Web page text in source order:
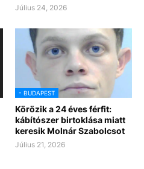
Július 24, 2026
- BUDAPEST
Körözik a 24 éves férfit:
kábítószer birtoklása miatt
keresik Molnár Szabolcsot
Július 21, 2026